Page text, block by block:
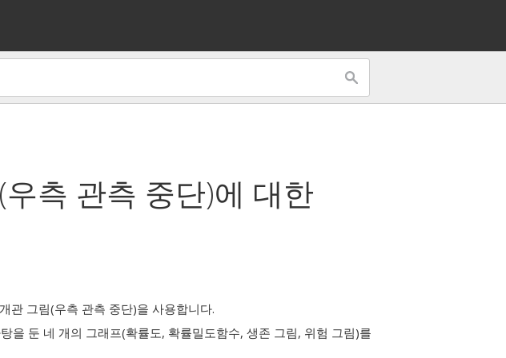
측 관측 중단)에 대한
관 그림(우측 관측 중단)을 사용합니다.
을 둔 네 개의 그래프(확률도, 확률밀도함수, 생존 그림, 위험 그림)를